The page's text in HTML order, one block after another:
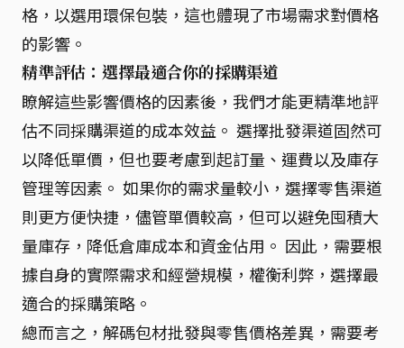
格，以選用環保包裝，這也體現了市場需求對價格
的影響。
精準評估：選擇最適合你的採購渠道
瞭解這些影響價格的因素後，我們才能更精準地評
估不同採購渠道的成本效益。 選擇批發渠道固然可
以降低單價，但也要考慮到起訂量、運費以及庫存
管理等因素。 如果你的需求量較小，選擇零售渠道
則更方便快捷，儘管單價較高，但可以避免囤積大
量庫存，降低倉庫成本和資金佔用。 因此，需要根
據自身的實際需求和經營規模，權衡利弊，選擇最
適合的採購策略。
總而言之，解碼包材批發與零售價格差異，需要考